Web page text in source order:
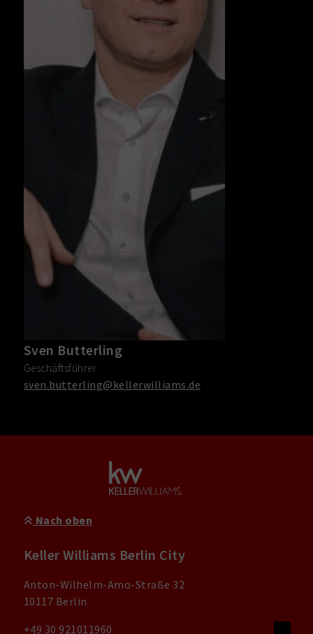
Sven Butterling
Geschäftsführer
sven.butterling@kellerwilliams.de
Nach oben
Keller Williams Berlin City
Anton-Wilhelm-Amo-Straße 32
10117 Berlin
+49 30 921011960